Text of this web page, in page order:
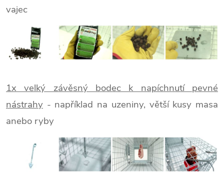
vajec
1x velký závěsný bodec k napíchnutí pevné
nástrahy - například na uzeniny, větší kusy masa
anebo ryby